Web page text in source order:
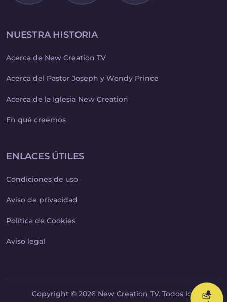
NUESTRA HISTORIA
Acerca de New Creation TV
Acerca del Pastor Joseph y Wendy Prince
Acerca de la Iglesia New Creation
En qué creemos
ENLACES ÚTILES
Condiciones de uso
Aviso de privacidad
Política de Cookies
Aviso legal
Copyright © 2026 New Creation TV. Todos los